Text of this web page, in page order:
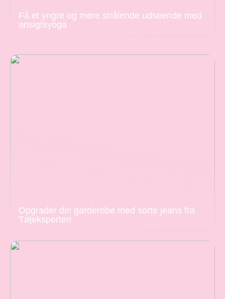
Få et yngre og mere strålende udseende med
ansigtsyoga
Opgrader din garderobe med sorte jeans fra
Tøjeksperten